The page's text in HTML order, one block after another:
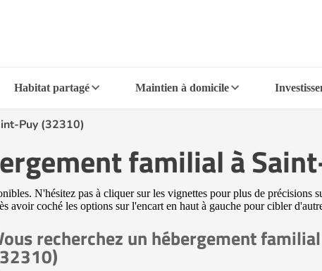
Habitat partagé Maintien à domicile
Puy (32310)
familial à
N'hésitez pas à cliquer sur les vignettes pour plus de précisions
avoir coché les options sur l'encart en haut à gauche pour cibler
recherchez un hébergement